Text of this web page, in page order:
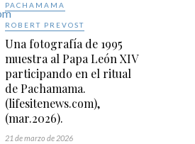
PACHAMAMA
ROBERT PREVOST
Una fotografía de 1995
muestra al Papa León XIV
participando en el ritual
de Pachamama.
(lifesitenews.com),
(mar.2026).
21 de marzo de 2026